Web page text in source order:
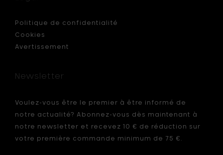
Politique de confidentialité
Cookies
Avertissement
Newsletter
Voulez-vous être le premier à être informé de
notre actualité? Abonnez-vous dès maintenant à
notre newsletter et recevez 10 € de réduction sur
votre première commande minimum de 75 €.